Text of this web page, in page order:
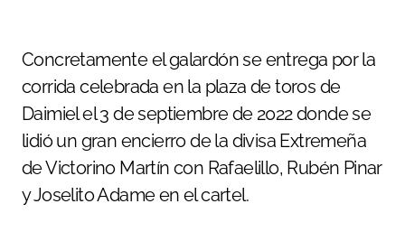
Concretamente el galardón se entrega por la
corrida celebrada en la plaza de toros de
Daimiel el 3 de septiembre de 2022 donde se
lidió un gran encierro de la divisa Extremeña
de Victorino Martín con Rafaelillo, Rubén Pinar
y Joselito Adame en el cartel.